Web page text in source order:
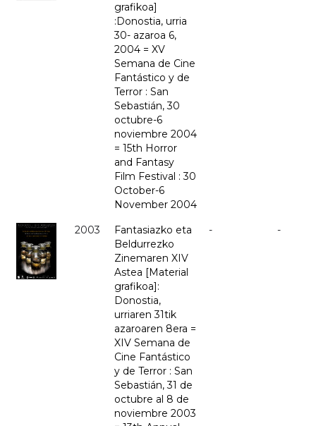
grafikoa]
:Donostia, urria
30- azaroa 6,
2004 = XV
Semana de Cine
Fantástico y de
Terror : San
Sebastián, 30
octubre-6
noviembre 2004
= 15th Horror
and Fantasy
Film Festival : 30
October-6
November 2004
2003
Fantasiazko eta
Beldurrezko
Zinemaren XIV
Astea [Material
grafikoa]:
Donostia,
urriaren 31tik
azaroaren 8era =
XIV Semana de
Cine Fantástico
y de Terror : San
Sebastián, 31 de
octubre al 8 de
noviembre 2003
- -